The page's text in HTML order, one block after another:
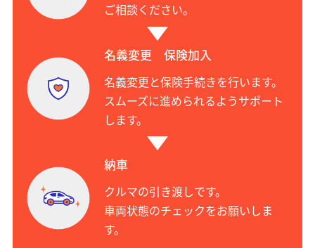
ご相談ください。
名義変更 保険加入
名義変更と保険手続きを行います。
スムーズに進められるようサポート
します。
納車
クルマの引き渡しです。
車両状態のチェックをお願いしま
す。